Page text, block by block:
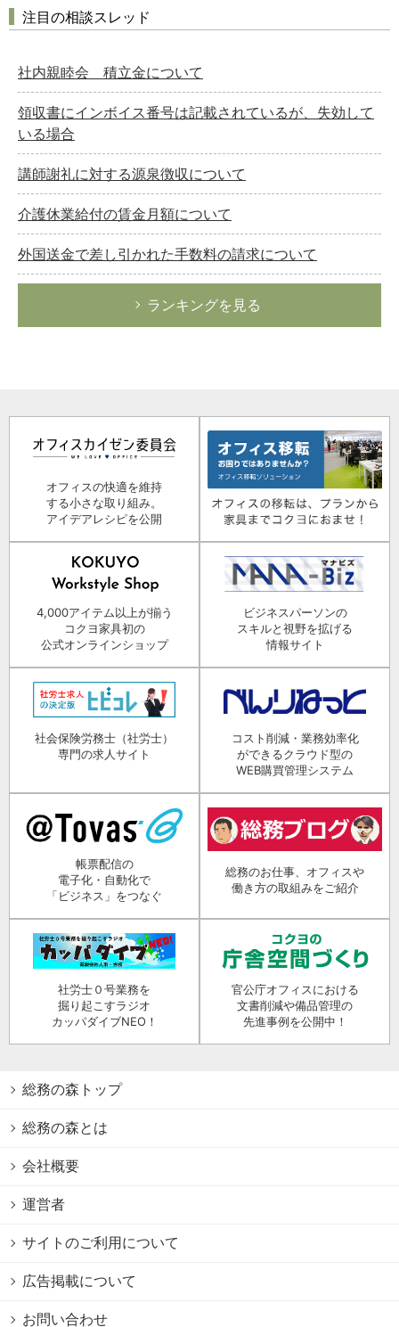
注目の相談スレッド
社内親睦会 積立金について
領収書にインボイス番号は記載されているが、失効して
いる場合
講師謝礼に対する源泉徴収について
介護休業給付の賃金月額について
外国送金で差し引かれた手数料の請求について
ランキングを見る
オフィスの快適を維持
する小さな取り組み。
アイデアレシピを公開
4,000アイテム以上が揃う
コクヨ家具初の
公式オンラインショップ
ビジネスパーソンの
スキルと視野を拡げる
情報サイト
社会保険労務士（社労士）
専門の求人サイト
コスト削減・業務効率化
ができるクラウド型の
WEB購買管理システム
帳票配信の
電子化・自動化で
「ビジネス」をつなぐ
総務のお仕事、オフィスや
働き方の取組みをご紹介
社労士０号業務を
掘り起こすラジオ
カッパダイブNEO！
官公庁オフィスにおける
文書削減や備品管理の
先進事例を公開中！
総務の森トップ
総務の森とは
会社概要
運営者
サイトのご利用について
広告掲載について
お問い合わせ